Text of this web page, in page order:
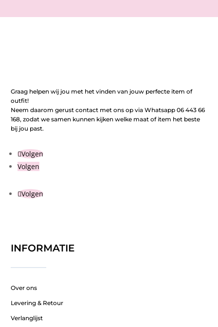
Graag helpen wij jou met het vinden van jouw perfecte item of
outfit!
Neem daarom gerust contact met ons op via Whatsapp 06 443 66
168, zodat we samen kunnen kijken welke maat of item het beste
bij jou past.
Volgen
Volgen
Volgen
INFORMATIE
Over ons
Levering & Retour
Verlanglijst